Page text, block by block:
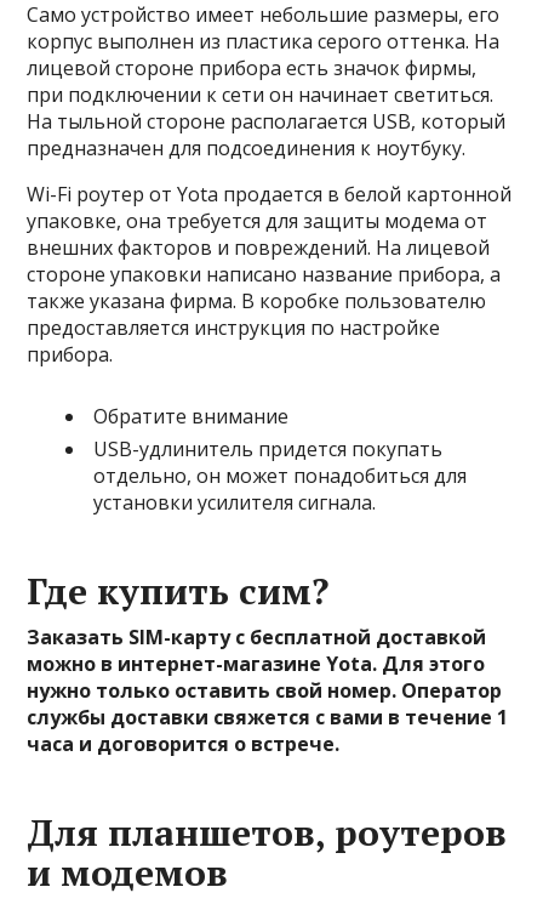
Само устройство имеет небольшие размеры, его
корпус выполнен из пластика серого оттенка. На
лицевой стороне прибора есть значок фирмы,
при подключении к сети он начинает светиться.
На тыльной стороне располагается USB, который
предназначен для подсоединения к ноутбуку.
Wi-Fi роутер от Yota продается в белой картонной
упаковке, она требуется для защиты модема от
внешних факторов и повреждений. На лицевой
стороне упаковки написано название прибора, а
также указана фирма. В коробке пользователю
предоставляется инструкция по настройке
прибора.
Обратите внимание
USB-удлинитель придется покупать
отдельно, он может понадобиться для
установки усилителя сигнала.
Где купить сим?
Заказать SIM-карту с бесплатной доставкой
можно в интернет-магазине Yota. Для этого
нужно только оставить свой номер. Оператор
службы доставки свяжется с вами в течение 1
часа и договорится о встрече.
Для планшетов, роутеров
и модемов